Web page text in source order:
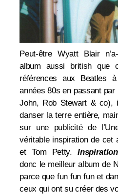
Peut-être Wyatt Blair
album aussi british que
références aux Beatles
années 80s en passant
John, Rob Stewart & co),
danser la terre entière,
sur une publicité de
véritable inspiration de cet
et Tom Petty.
donc le meilleur album de
parce que fun fun fun et
ceux qui ont su créer des